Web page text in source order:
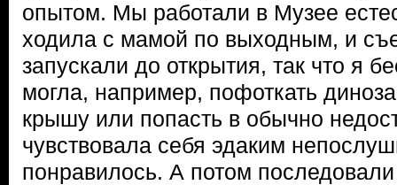
опытом. Мы работали в Музее
ходила с мамой по выходным, и
запускали до открытия, так что я
могла, например, пофоткать
крышу или попасть в обычно
чувствовала себя эдаким
понравилось. А потом